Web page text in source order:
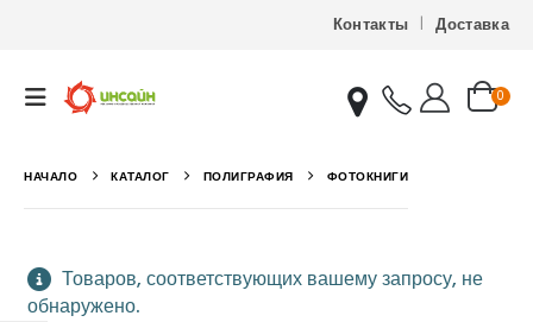
Контакты Доставка
0
НАЧАЛО КАТАЛОГ ПОЛИГРАФИЯ ФОТОКНИГИ
Товаров, соответствующих вашему запросу, не
обнаружено.